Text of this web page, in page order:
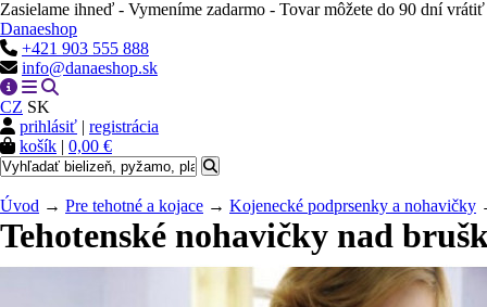
Zasielame ihneď - Vymeníme zadarmo - Tovar môžete do 90 dní
Danaeshop
+421 903 555 888
info@danaeshop.sk
CZ SK
prihlásiť | registrácia
košík | 0,00 €
Úvod → Pre tehotné a kojace → Kojenecké podprsenky a nohavičky
Tehotenské nohavičky nad